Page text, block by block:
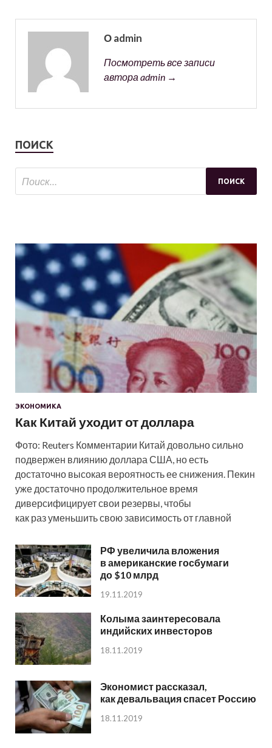
О admin
Посмотреть все записи
автора admin →
ПОИСК
ЭКОНОМИКА
Как Китай уходит от доллара
Фото: Reuters Комментарии Китай довольно сильно
подвержен влиянию доллара США, но есть
достаточно высокая вероятность ее снижения. Пекин
уже достаточно продолжительное время
диверсифицирует свои резервы, чтобы
как раз уменьшить свою зависимость от главной
РФ увеличила вложения
в американские госбумаги
до $10 млрд
19.11.2019
Колыма заинтересовала
индийских инвесторов
18.11.2019
Экономист рассказал,
как девальвация спасет Россию
18.11.2019